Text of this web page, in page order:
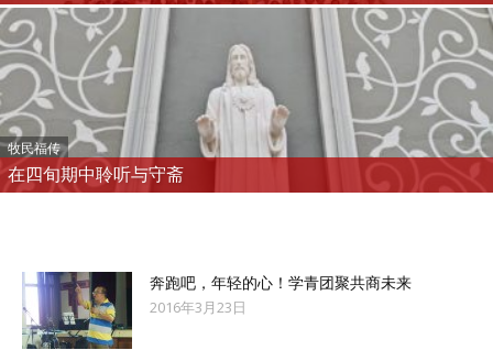
牧民福传
在四旬期中聆听与守斋
奔跑吧，年轻的心！学青团聚共商未来
2016年3月23日